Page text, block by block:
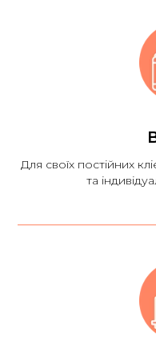
Для своїх постійних
та